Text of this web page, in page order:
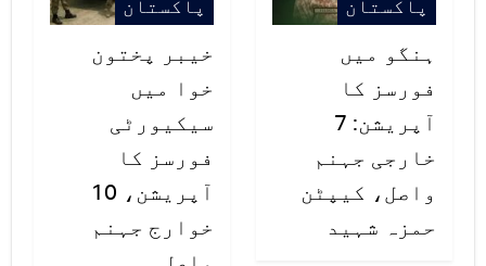
تک مجموعی طور پر 6 لاکھ 60 ہزار 508
ٹیسٹ کیے جاچکے ہیں۔
پاکستان
ہنگو میں
فورسز کا
آپریشن: 7
خارجی جہنم
واصل، کیپٹن
حمزہ شہید
پاکستان
خیبر پختون
خوا میں
سیکیورٹی
فورسز کا
آپریشن، 10
خوارج جہنم